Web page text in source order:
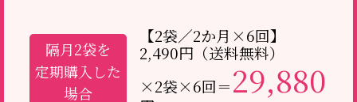
隔月2袋を
定期購入した
場合
【2袋／2か月×6回】
2,490円（送料無料）
×2袋×6回＝29,880